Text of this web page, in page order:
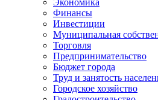
Экономика
Финансы
Инвестиции
Муниципальная
Торговля
Предпринимательство
Бюджет города
Труд и занятость
Городское хозяйство